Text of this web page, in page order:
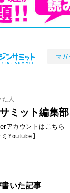
マガ
た人
ミット編集部
アカウントはこちら
ミYoutube】
いた記事